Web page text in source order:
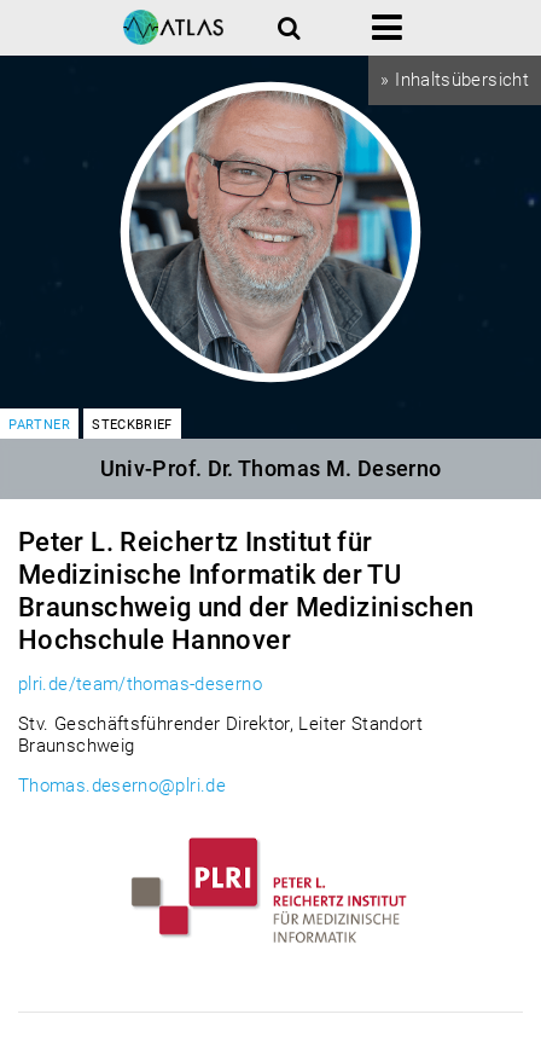
» Inhaltsübersicht
Suche Menü
PARTNER STECKBRIEF
Univ-Prof. Dr. Thomas M. Deserno
Peter L. Reichertz Institut für
Medizinische Informatik der TU
Braunschweig und der Medizinischen
Hochschule Hannover
plri.de/team/thomas-deserno
Stv. Geschäftsführender Direktor, Leiter Standort
Braunschweig
Thomas.deserno@plri.de